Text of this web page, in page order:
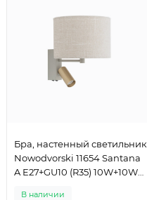
Бра, настенный светильник
Nowodvorski 11654 Santana
A E27+GU10 (R35) 10W+10W
В наличии